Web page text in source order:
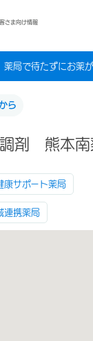
さま向け情報
局で待たずにお薬が
ら
調剤 熊本南
康サポート薬局
連携薬局